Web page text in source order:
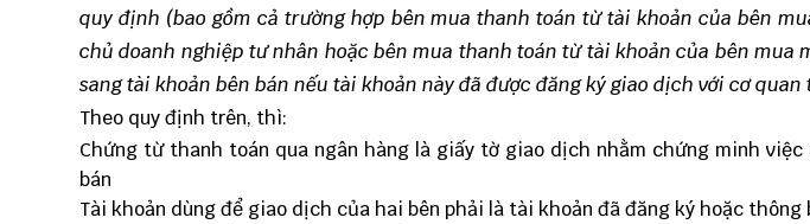
quy định (bao gồm cả trường hợp bên mua thanh toán từ tài khoản của bên
chủ doanh nghiệp tư nhân hoặc bên mua thanh toán từ tài khoản của bên mua
sang tài khoản bên bán nếu tài khoản này đã được đăng ký giao dịch với cơ quan
Theo quy định trên, thì:
Chứng từ thanh toán qua ngân hàng là giấy tờ giao dịch nhằm chứng minh
bán
Tài khoản dùng để giao dịch của hai bên phải là tài khoản đã đăng ký hoặc thông